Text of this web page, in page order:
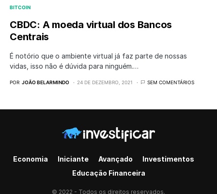
BITCOIN
CBDC: A moeda virtual dos Bancos
Centrais
É notório que o ambiente virtual já faz parte de nossas
vidas, isso não é dúvida para ninguém.…
POR JOÃO BELARMINDO 24 DE DEZEMBRO, 2021 SEM COMENTÁRIOS
Economia Iniciante Avançado
Investimentos
Educação Financeira
© 2022 - Todos os direitos reservados.